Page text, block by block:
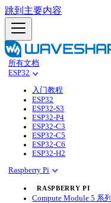
跳到主要内容
所有文档
ESP32
入门教程
ESP32
ESP32-S3
ESP32-P4
ESP32-C3
ESP32-C5
ESP32-C6
ESP32-H2
Raspberry Pi
RASPBERRY PI
Compute Module 5 系列